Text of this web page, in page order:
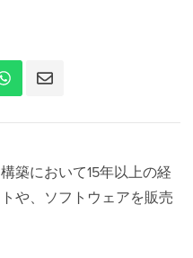
築において15年以上の経
や、ソフトウェアを販売